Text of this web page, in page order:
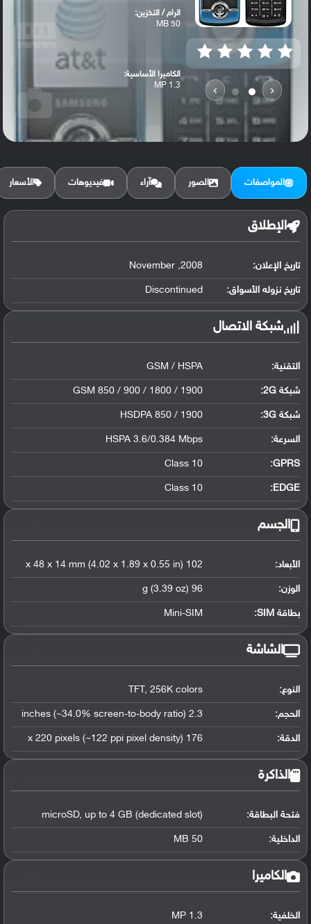
‹
›
الرام / التخزين:
50 MB
الكاميرا الأساسية:
1.3 MP
المواصفات الصور آراء فيديوهات الأسعار
الإطلاق
تاريخ الإعلان: 2008, November
تاريخ نزوله الأسواق: Discontinued
شبكة الاتصال
التقنية: GSM / HSPA
شبكة 2G: GSM 850 / 900 / 1800 / 1900
شبكة 3G :
HSDPA 850 / 1900
السرعة: HSPA 3.6/0.384 Mbps
GPRS:
Class 10
EDGE:
Class 10
الجسم
الأبعاد: 102 x 48 x 14 mm (4.02 x 1.89 x 0.55 in)
الوزن: 96 g (3.39 oz)
بطاقة SIM: Mini-SIM
الشاشة
النوع: TFT, 256K colors
الحجم: 2.3 inches (~34.0% screen-to-body ratio)
الدقة: 176 x 220 pixels (~122 ppi pixel density)
الذاكرة
فتحة البطاقة: microSD, up to 4 GB (dedicated slot)
الداخلية: 50 MB
الكاميرا
الخلفية: 1.3 MP